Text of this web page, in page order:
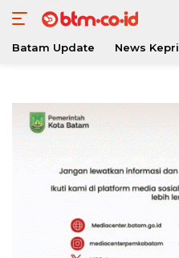
konten
Batam Update News Kepri